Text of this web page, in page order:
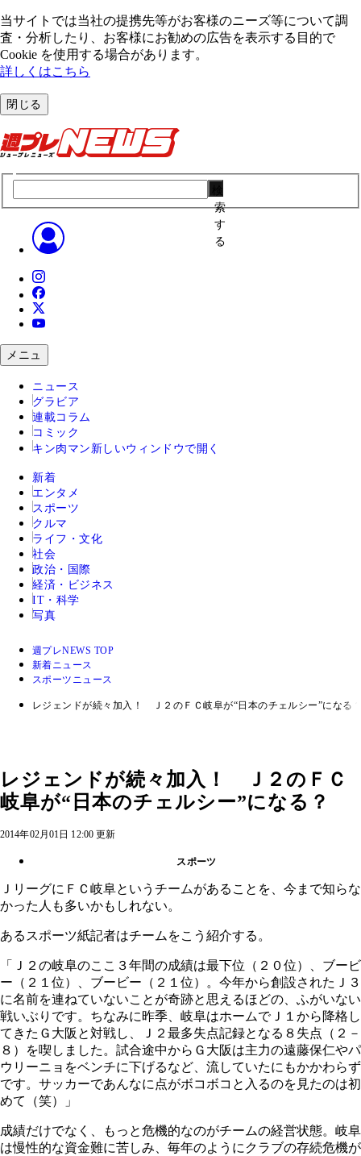
当サイトでは当社の提携先等がお客様のニーズ等について調
査・分析したり、お客様にお勧めの広告を表⽰する⽬的で
Cookie を使⽤する場合があります。
詳しくはこちら
閉じる
索
す
る
メニュ
ニュース
グラビア
連載コラム
コミック
キン肉マン 新しいウィンドウで開く
新着
エンタメ
スポーツ
クルマ
ライフ・文化
社会
政治・国際
経済・ビジネス
IT・科学
写真
週プレNEWS TOP
新着ニュース
スポーツニュース
レジェンドが続々加入！ Ｊ２のＦＣ岐阜が“日本のチェルシー”になる
レジェンドが続々加入！ Ｊ２のＦＣ
岐阜が“日本のチェルシー”になる？
2014年02月01日 12:00 更新
スポーツ
ＪリーグにＦＣ岐阜というチームがあることを、今まで知らな
かった人も多いかもしれない。
あるスポーツ紙記者はチームをこう紹介する。
「Ｊ２の岐阜のここ３年間の成績は最下位（２０位）、ブービ
ー（２１位）、ブービー（２１位）。今年から創設されたＪ３
に名前を連ねていないことが奇跡と思えるほどの、ふがいない
戦いぶりです。ちなみに昨季、岐阜はホームでＪ１から降格し
てきたＧ大阪と対戦し、Ｊ２最多失点記録となる８失点（２－
８）を喫しました。試合途中からＧ大阪は主力の遠藤保仁やパ
ウリーニョをベンチに下げるなど、流していたにもかかわらず
です。サッカーであんなに点がボコボコと入るのを見たのは初
めて（笑）」
成績だけでなく、もっと危機的なのがチームの経営状態。岐阜
は慢性的な資金難に苦しみ、毎年のようにクラブの存続危機が